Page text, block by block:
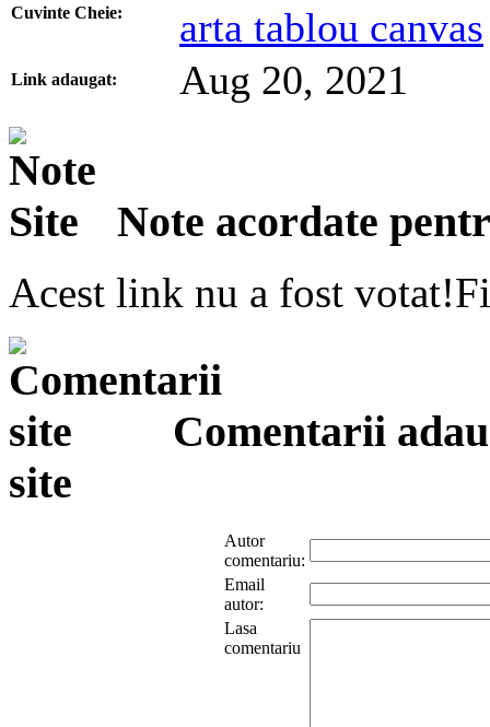
Cuvinte Cheie: arta tablou canvas
Link adaugat: Aug 20, 2021
Note acordate
Acest link nu a fost
Comentarii
site
Autor
comentariu:
Email
autor:
Lasa
comentariu